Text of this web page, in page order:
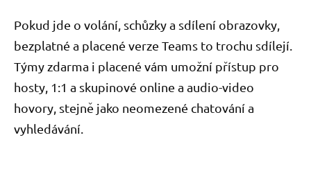
Pokud jde o volání, schůzky a sdílení obrazovky,
bezplatné a placené verze Teams to trochu sdílejí.
Týmy zdarma i placené vám umožní přístup pro
hosty, 1:1 a skupinové online a audio-video
hovory, stejně jako neomezené chatování a
vyhledávání.